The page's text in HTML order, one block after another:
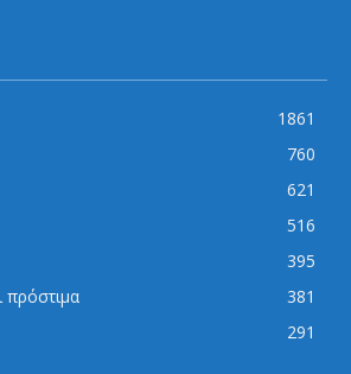
1861
760
621
516
395
πρόστιμα
381
291